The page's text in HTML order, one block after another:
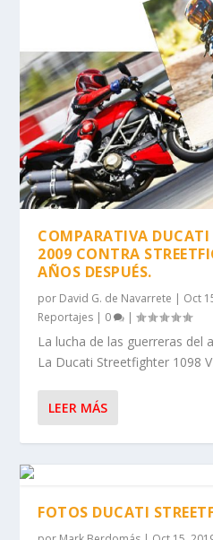
COMPARATIVA DUCATI
2009 CONTRA
AÑOS DESPUÉS.
por David G. de Navarrete | Oct
Reportajes | 0 |
La lucha de las guerreras del
La Ducati Streetfighter 1098
LEER MÁS
FOTOS DUCATI